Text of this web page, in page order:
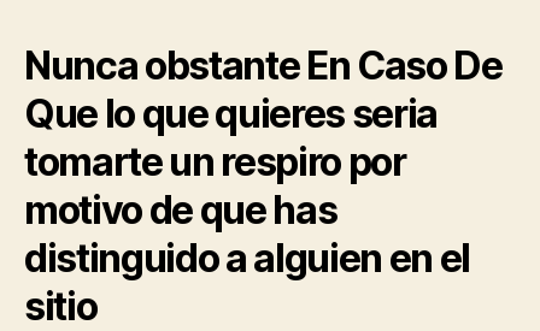
Nunca obstante En Caso De
Que lo que quieres seri­a
tomarte un respiro por
motivo de que has
distinguido a alguien en el
sitio